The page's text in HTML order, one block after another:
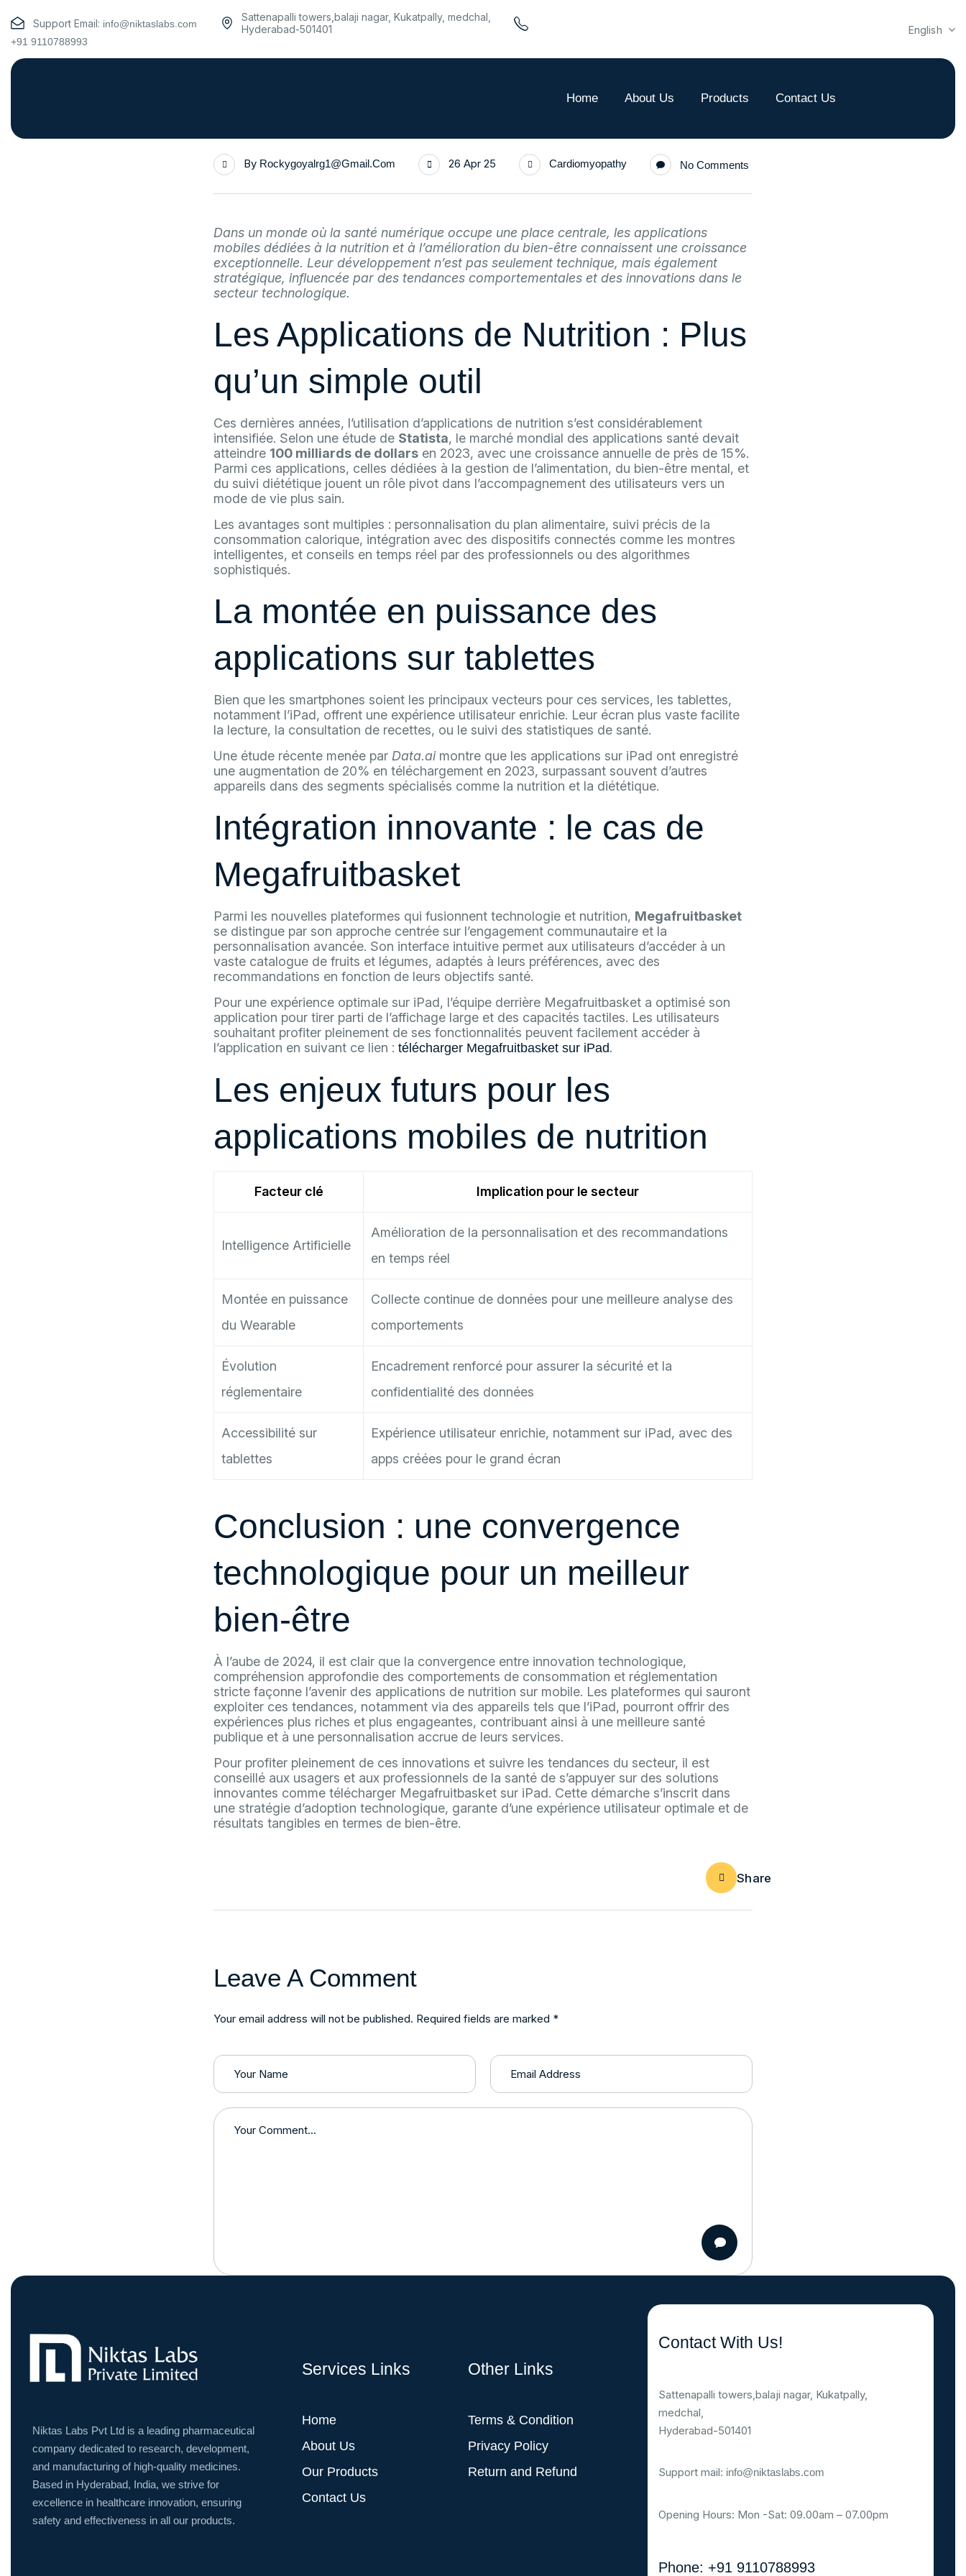
Support Email: info@niktaslabs.com
Sattenapalli towers,balaji nagar, Kukatpally, medchal,
Hyderabad-501401
+91 9110788993
English
Home About Us Products Contact Us
By Rockygoyalrg1@gmail.com 26 Apr 25 Cardiomyopathy No Comments
Dans un monde où la santé numérique occupe une place centrale, les applications
mobiles dédiées à la nutrition et à l’amélioration du bien-être connaissent une croissance
exceptionnelle. Leur développement n’est pas seulement technique, mais également
stratégique, influencée par des tendances comportementales et des innovations dans le
secteur technologique.
Les Applications de Nutrition : Plus
qu’un simple outil
Ces dernières années, l’utilisation d’applications de nutrition s’est considérablement
intensifiée. Selon une étude de Statista, le marché mondial des applications santé devait
atteindre 100 milliards de dollars en 2023, avec une croissance annuelle de près de 15%.
Parmi ces applications, celles dédiées à la gestion de l’alimentation, du bien-être mental, et
du suivi diététique jouent un rôle pivot dans l’accompagnement des utilisateurs vers un
mode de vie plus sain.
Les avantages sont multiples : personnalisation du plan alimentaire, suivi précis de la
consommation calorique, intégration avec des dispositifs connectés comme les montres
intelligentes, et conseils en temps réel par des professionnels ou des algorithmes
sophistiqués.
La montée en puissance des
applications sur tablettes
Bien que les smartphones soient les principaux vecteurs pour ces services, les tablettes,
notamment l’iPad, offrent une expérience utilisateur enrichie. Leur écran plus vaste facilite
la lecture, la consultation de recettes, ou le suivi des statistiques de santé.
Une étude récente menée par Data.aimontre que les applications sur iPad ont enregistré
une augmentation de 20% en téléchargement en 2023, surpassant souvent d’autres
appareils dans des segments spécialisés comme la nutrition et la diététique.
Intégration innovante : le cas de
Megafruitbasket
Parmi les nouvelles plateformes qui fusionnent technologie et nutrition, Megafruitbasket
se distingue par son approche centrée sur l’engagement communautaire et la
personnalisation avancée. Son interface intuitive permet aux utilisateurs d’accéder à un
vaste catalogue de fruits et légumes, adaptés à leurs préférences, avec des
recommandations en fonction de leurs objectifs santé.
Pour une expérience optimale sur iPad, l’équipe derrière Megafruitbasket a optimisé son
application pour tirer parti de l’affichage large et des capacités tactiles. Les utilisateurs
souhaitant profiter pleinement de ses fonctionnalités peuvent facilement accéder à
l’application en suivant ce lien : télécharger Megafruitbasket sur iPad.
Les enjeux futurs pour les
applications mobiles de nutrition
Facteur clé Implication pour le secteur
Intelligence Artificielle
Amélioration de la personnalisation et des recommandations
en temps réel
Montée en puissance
du Wearable
Collecte continue de données pour une meilleure analyse des
comportements
Évolution
réglementaire
Encadrement renforcé pour assurer la sécurité et la
confidentialité des données
Accessibilité sur
tablettes
Expérience utilisateur enrichie, notamment sur iPad, avec des
apps créées pour le grand écran
Conclusion : une convergence
technologique pour un meilleur
bien-être
À l’aube de 2024, il est clair que la convergence entre innovation technologique,
compréhension approfondie des comportements de consommation et réglementation
stricte façonne l’avenir des applications de nutrition sur mobile. Les plateformes qui sauront
exploiter ces tendances, notamment via des appareils tels que l’iPad, pourront offrir des
expériences plus riches et plus engageantes, contribuant ainsi à une meilleure santé
publique et à une personnalisation accrue de leurs services.
Pour profiter pleinement de ces innovations et suivre les tendances du secteur, il est
conseillé aux usagers et aux professionnels de la santé de s’appuyer sur des solutions
innovantes comme télécharger Megafruitbasket sur iPad. Cette démarche s’inscrit dans
une stratégie d’adoption technologique, garante d’une expérience utilisateur optimale et de
résultats tangibles en termes de bien-être.
Share
Leave A Comment
Your email address will not be published. Required fields are marked *
Niktas Labs Pvt Ltd is a leading pharmaceutical
company dedicated to research, development,
and manufacturing of high-quality medicines.
Based in Hyderabad, India, we strive for
excellence in healthcare innovation, ensuring
safety and effectiveness in all our products.
Services Links
Home
About Us
Our Products
Contact Us
Other Links
Terms & Condition
Privacy Policy
Return and Refund
Contact With Us!
Sattenapalli towers,balaji nagar, Kukatpally,
medchal,
Hyderabad-501401
Support mail: info@niktaslabs.com
Opening Hours: Mon -Sat: 09.00am – 07.00pm
Phone: +91 9110788993